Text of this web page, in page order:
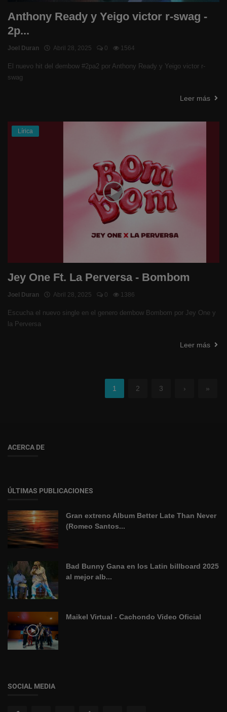
Anthony Ready y Yeigo victor r-swag -
2p...
Joel Duran Abril 28, 2025 0 1564
El nuevo hit del dembow #2pa2 por Anthony Ready y Yeigo victor r-
swag
Leer más
Lírica
Jey One Ft. La Perversa - Bombom
Joel Duran Abril 28, 2025 0 1386
Escucha el nuevo single en el genero dembow Bombom por Jey One y
la Perversa
Leer más
1 2 3 › »
ACERCA DE
ÚLTIMAS PUBLICACIONES
Gran extreno Album Better Late Than Never
(Romeo Santos...
Bad Bunny Gana en los Latin billboard 2025
al mejor alb...
Maikel Virtual - Cachondo Video Oficial
SOCIAL MEDIA